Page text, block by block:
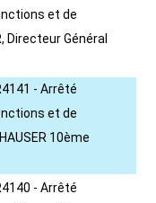
et de
Directeur Général
- Arrêté
et de
10ème
- Arrêté